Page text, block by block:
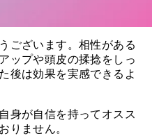
ございます。相性がある
ップや頭皮の揉捻をしっ
後は効果を実感できるよ
身が自信を持ってオスス
りません。